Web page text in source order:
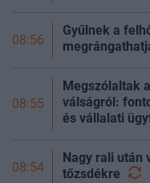
08:56
Gyűlnek a
08:55
Megszólaltak
válságról:
és vállalati
08:54
Nagy rali után
tőzsdékre